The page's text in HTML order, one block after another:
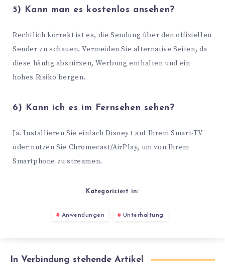
5) Kann man es kostenlos ansehen?
Rechtlich korrekt ist es, die Sendung über den offiziellen
Sender zu schauen. Vermeiden Sie alternative Seiten, da
diese häufig abstürzen, Werbung enthalten und ein
hohes Risiko bergen.
6) Kann ich es im Fernsehen sehen?
Ja. Installieren Sie einfach Disney+ auf Ihrem Smart-TV
oder nutzen Sie Chromecast/AirPlay, um von Ihrem
Smartphone zu streamen.
Kategorisiert in:
Anwendungen Unterhaltung
In Verbindung stehende Artikel